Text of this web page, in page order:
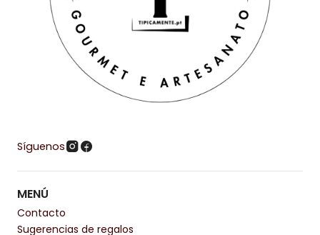
Síguenos
MENÚ
Contacto
Sugerencias de regalos